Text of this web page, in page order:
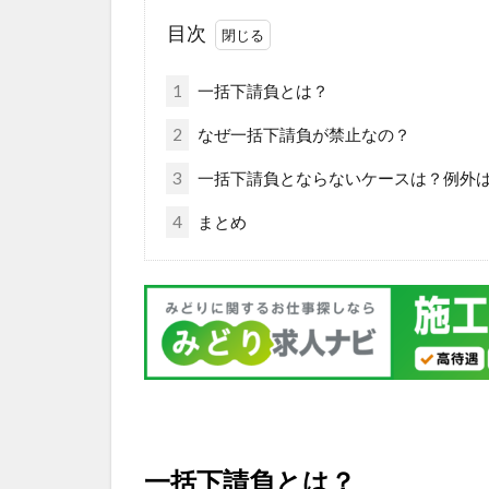
目次
1 一括下請負とは？
2 なぜ一括下請負が禁止なの？
3 一括下請負とならないケースは？例外
4 まとめ
一括下請負とは？